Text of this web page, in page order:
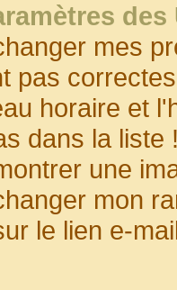
mes
pas
horaire et
dans la liste
une
mon
le lien e-